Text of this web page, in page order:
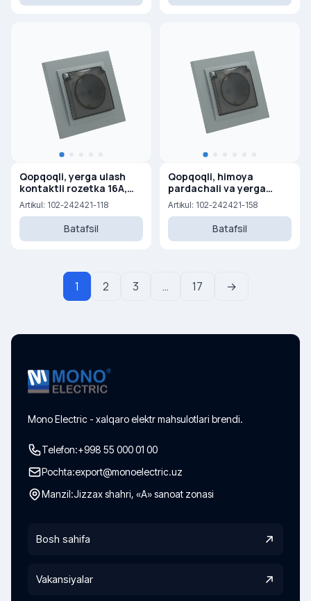
Qopqoqli, yerga ulash
kontaktli rozetka 16A,
250 V
Artikul: 102-242421-118
Batafsil
Qopqoqli, himoya
pardachali va yerga
ulash kontaktli rozetka
16A, 250 V
Artikul: 102-242421-158
Batafsil
1 2 3 … 17 →
Mono Electric - xalqaro elektr mahsulotlari brendi.
Telefon:+998 55 000 01 00
Pochta:export@monoelectric.uz
Manzil:Jizzax shahri, «A» sanoat zonasi
Bosh sahifa
Vakansiyalar